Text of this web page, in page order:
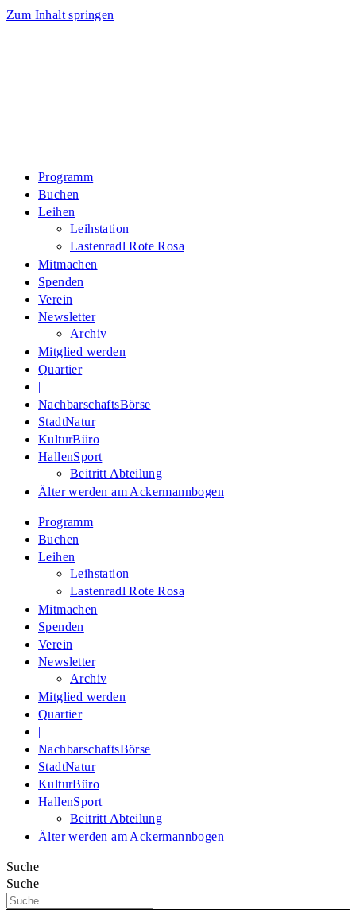
Zum Inhalt springen
Programm
Buchen
Leihen
Leihstation
Lastenradl Rote Rosa
Mitmachen
Spenden
Verein
Newsletter
Archiv
Mitglied werden
Quartier
|
NachbarschaftsBörse
StadtNatur
KulturBüro
HallenSport
Beitritt Abteilung
Älter werden am Ackermannbogen
Programm
Buchen
Leihen
Leihstation
Lastenradl Rote Rosa
Mitmachen
Spenden
Verein
Newsletter
Archiv
Mitglied werden
Quartier
|
NachbarschaftsBörse
StadtNatur
KulturBüro
HallenSport
Beitritt Abteilung
Älter werden am Ackermannbogen
Suche
Suche